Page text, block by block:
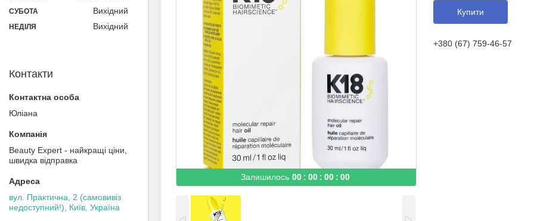
Залишилось 00 00 00 00
Купити
+380 (67) 759-46-57
СУБОТА Вихідний
НЕДІЛЯ Вихідний
Контакти
Юліана
Beauty Expert - найкращі ціни,
швидка відправка
вул. Практична, 2 (самовивіз
недоступний!), Київ, Україна